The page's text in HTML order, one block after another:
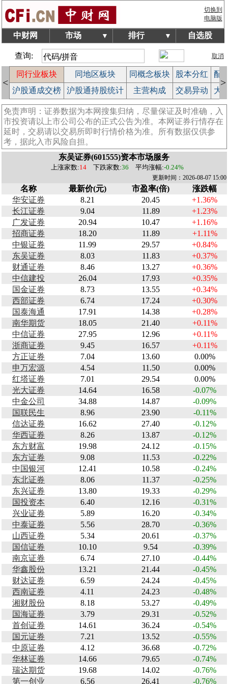
切换到
电脑版
中财网 市场 ▼ 排行 ▼ 自选股
查询: 取消
<
同行业板块 同地区板块 同概念板块 股本分红
配
沪股通成交榜 沪股通持股统计 主营构成 交易异动 大
>
免责声明：证券数据为本网搜集归纳，尽量保证及时准确，入
市投资请以上市公司公布的正式公告为准。本网证券行情存在
延时，交易请以交易所即时行情价格为准。所有数据仅供参
考，据此入市风险自担。
东吴证券(601555)资本市场服务
上涨家数:14 下跌家数:36 平均涨幅:-0.24%
更新时间：2026-08-07 15:00
名称 最新价(元) 市盈率(倍)
涨跌幅
华安证券
8.21 20.45
+1.36%
长江证券
9.04 11.89
+1.23%
广发证券
20.94 10.47
+1.16%
招商证券
18.20 11.89
+1.11%
中银证券
11.99 29.57
+0.84%
东吴证券
8.03 11.83
+0.37%
财通证券
8.46 13.27
+0.36%
中信建投
26.04 17.93
+0.35%
国金证券
8.73 13.55
+0.34%
西部证券
6.74 17.24
+0.30%
国泰海通
17.91 14.38
+0.28%
南华期货
18.05 21.40
+0.11%
中信证券
27.95 12.96
+0.11%
浙商证券
9.45 16.57
+0.11%
方正证券
7.04 13.60
0.00%
申万宏源
4.54 11.50
0.00%
红塔证券
7.01 29.54
0.00%
光大证券
14.64 16.58
-0.07%
中金公司
34.88 14.87
-0.09%
国联民生
8.96 23.90
-0.11%
信达证券
16.62 27.40
-0.12%
华西证券
8.26 13.87
-0.12%
东方财富
19.98 24.12
-0.15%
东方证券
9.08 11.53
-0.22%
中国银河
12.41 10.58
-0.24%
东北证券
8.06 11.37
-0.25%
东兴证券
13.80 19.33
-0.29%
国投资本
6.40 12.16
-0.31%
兴业证券
5.89 16.20
-0.34%
中泰证券
5.56 28.70
-0.36%
山西证券
5.34 20.61
-0.37%
国信证券
10.10 9.54
-0.39%
南京证券
6.74 27.10
-0.44%
华鑫股份
13.21 21.44
-0.45%
财达证券
6.59 24.24
-0.45%
西南证券
4.11 24.23
-0.48%
湘财股份
8.18 53.27
-0.49%
国海证券
3.79 29.31
-0.52%
首创证券
14.61 36.24
-0.54%
国元证券
7.21 13.52
-0.55%
中原证券
4.12 36.68
-0.72%
华林证券
14.66 79.65
-0.74%
瑞达期货
19.68 14.02
-0.76%
第一创业
6.56 26.41 -0.76%